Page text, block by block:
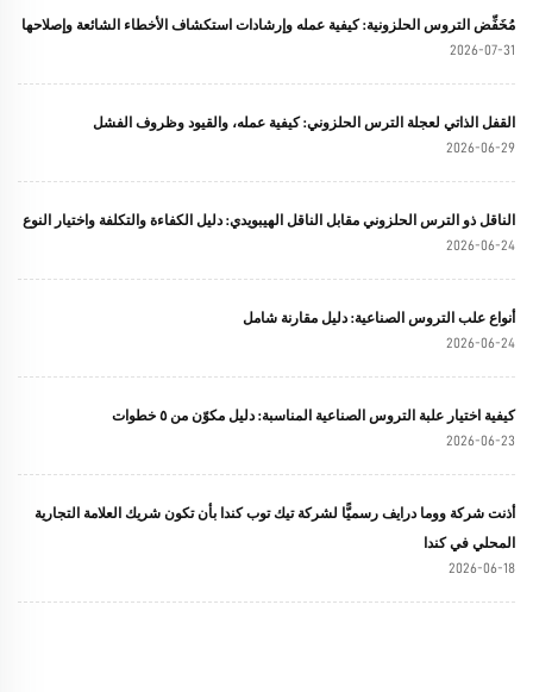
مُخَفِّض التروس الحلزونية: كيفية عمله وإرشادات استكشاف الأخطاء الشائعة وإصلاحها
2026-07-31
القفل الذاتي لعجلة الترس الحلزوني: كيفية عمله، والقيود وظروف الفشل
2026-06-29
الناقل ذو الترس الحلزوني مقابل الناقل الهيبويدي: دليل الكفاءة والتكلفة واختيار النوع
2026-06-24
أنواع علب التروس الصناعية: دليل مقارنة شامل
2026-06-24
كيفية اختيار علبة التروس الصناعية المناسبة: دليل مكوّن من ٥ خطوات
2026-06-23
أذنت شركة ووما درايف رسميًّا لشركة تيك توب كندا بأن تكون شريك العلامة التجارية
المحلي في كندا
2026-06-18